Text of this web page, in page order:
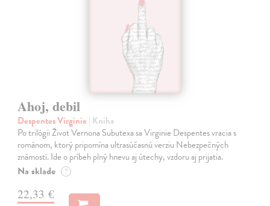
Ahoj, debil
Despentes Virginie | Kniha
Po trilógii Život Vernona Subutexa sa Virginie Despentes vracia s
románom, ktorý pripomína ultrasúčasnú verziu Nebezpečných
známostí. Ide o príbeh plný hnevu aj útechy, vzdoru aj prijatia.
Na sklade ?
22,33 €